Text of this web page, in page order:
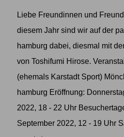
Liebe Freundinnen und
diesem Jahr sind wir auf der
hamburg dabei, diesmal mit
von Toshifumi Hirose.
(ehemals Karstadt Sport)
hamburg Eröffnung:
2022, 18 - 22 Uhr
September 2022, 12 - 19 Uhr